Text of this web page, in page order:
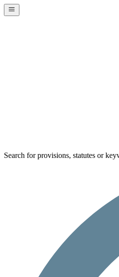
Search for provisions, statutes or